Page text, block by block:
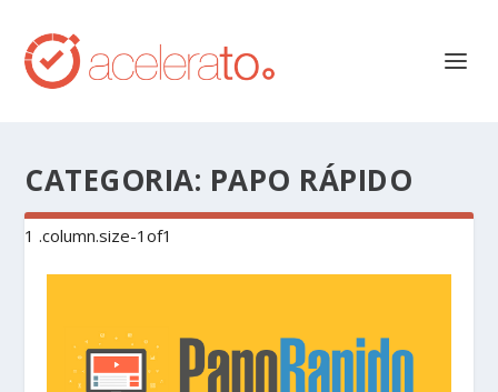
CATEGORIA: PAPO RÁPIDO